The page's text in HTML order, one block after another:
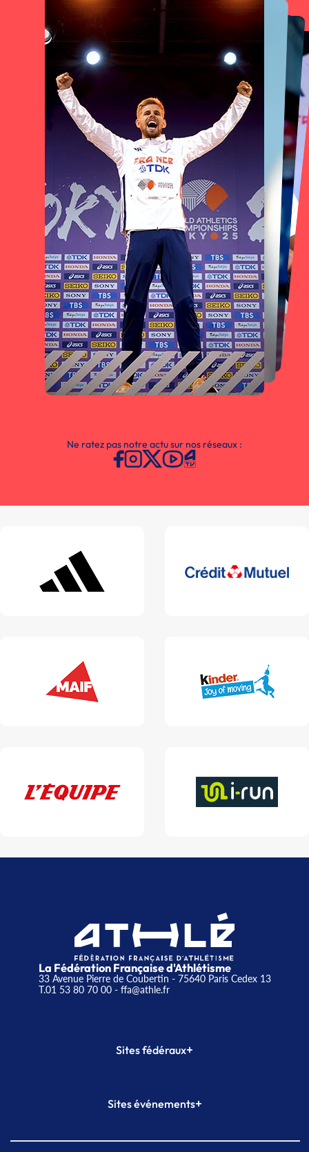
Ne ratez pas notre actu sur nos réseaux :
La Fédération Française d'Athlétisme
33 Avenue Pierre de Coubertin - 75640 Paris Cedex 13
T.01 53 80 70 00- ffa@athle.fr
Sites fédéraux+
Plateforme Formation
Sites événements+
Meeting de Paris indoor